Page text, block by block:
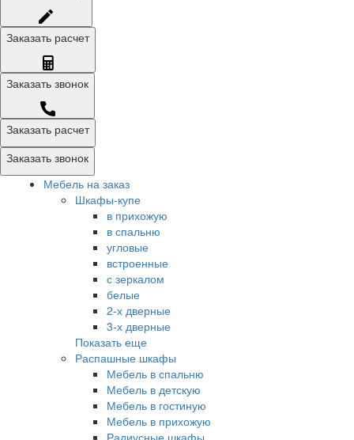
Заказать расчет
Заказать звонок
Заказать расчет
Заказать звонок
Мебель на заказ
Шкафы-купе
в прихожую
в спальню
угловые
встроенные
с зеркалом
белые
2-х дверные
3-х дверные
Показать еще
Распашные шкафы
Мебель в спальню
Мебель в детскую
Мебель в гостиную
Мебель в прихожую
Радиусные шкафы